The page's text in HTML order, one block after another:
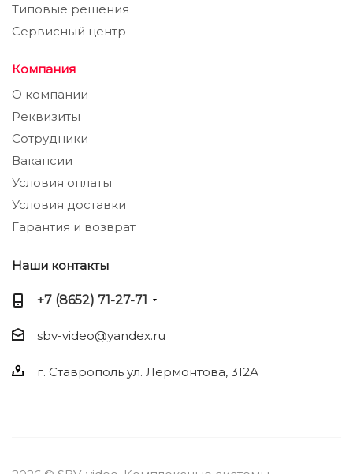
Типовые решения
Сервисный центр
Компания
О компании
Реквизиты
Сотрудники
Вакансии
Условия оплаты
Условия доставки
Гарантия и возврат
Наши контакты
+7 (8652) 71-27-71
sbv-video@yandex.ru
г. Ставрополь ул. Лермонтова, 312А